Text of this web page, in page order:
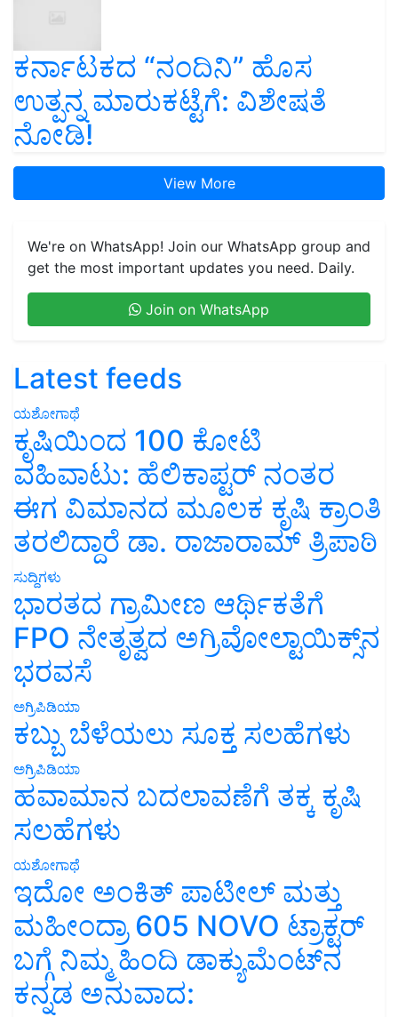
ಕರ್ನಾಟಕದ “ನಂದಿನಿ” ಹೊಸ
ಉತ್ಪನ್ನ ಮಾರುಕಟ್ಟೆಗೆ: ವಿಶೇಷತೆ
ನೋಡಿ!
View More
We're on WhatsApp! Join our WhatsApp group and
get the most important updates you need. Daily.
Join on WhatsApp
Latest feeds
ಯಶೋಗಾಥೆ
ಕೃಷಿಯಿಂದ 100 ಕೋಟಿ
ವಹಿವಾಟು: ಹೆಲಿಕಾಪ್ಟರ್ ನಂತರ
ಈಗ ವಿಮಾನದ ಮೂಲಕ ಕೃಷಿ ಕ್ರಾಂತಿ
ತರಲಿದ್ದಾರೆ ಡಾ. ರಾಜಾರಾಮ್ ತ್ರಿಪಾಠಿ
ಸುದ್ದಿಗಳು
ಭಾರತದ ಗ್ರಾಮೀಣ ಆರ್ಥಿಕತೆಗೆ
FPO ನೇತೃತ್ವದ ಅಗ್ರಿವೋಲ್ಟಾಯಿಕ್ಸ್‌ನ
ಭರವಸೆ
ಅಗ್ರಿಪಿಡಿಯಾ
ಕಬ್ಬು ಬೆಳೆಯಲು ಸೂಕ್ತ ಸಲಹೆಗಳು
ಅಗ್ರಿಪಿಡಿಯಾ
ಹವಾಮಾನ ಬದಲಾವಣೆಗೆ ತಕ್ಕ ಕೃಷಿ
ಸಲಹೆಗಳು
ಯಶೋಗಾಥೆ
ಇದೋ ಅಂಕಿತ್ ಪಾಟೀಲ್ ಮತ್ತು
ಮಹೀಂದ್ರಾ 605 NOVO ಟ್ರಾಕ್ಟರ್
ಬಗ್ಗೆ ನಿಮ್ಮ ಹಿಂದಿ ಡಾಕ್ಯುಮೆಂಟ್‌ನ
ಕನ್ನಡ ಅನುವಾದ: